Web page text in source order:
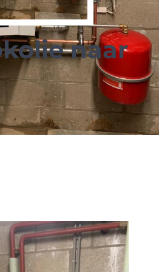
naar